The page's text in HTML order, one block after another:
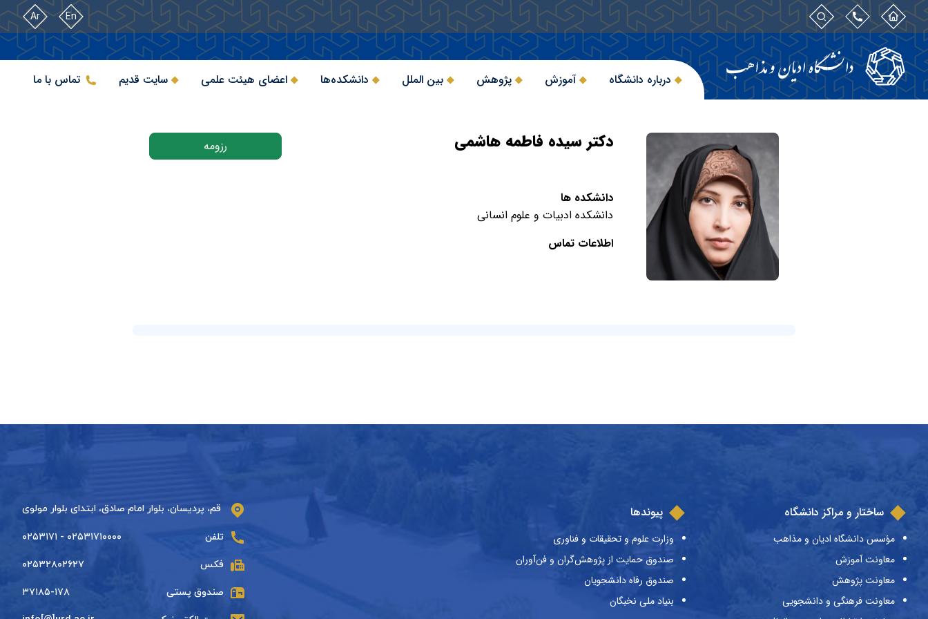
En
Ar
درباره دانشگاه آموزش پژوهش بین الملل دانشکده‌ها اعضای هیئت علمی سایت قدیم تماس با ما
دکتر سیده فاطمه هاشمی
دانشکده ها
دانشکده ادبیات و علوم انسانی
اطلاعات تماس
رزومه
ساختار و مراکز دانشگاه
مؤسس دانشگاه ادیان و مذاهب
معاونت آموزش
معاونت پژوهش
معاونت فرهنگی و دانشجویی
پیوندها
وزارت علوم و تحقیقات و فناوری
صندوق حمایت از پژوهش‌گران و فن‌آوران
صندوق رفاه دانشجویان
بنیاد ملی نخبگان
قم، پردیسان، بلوار امام صادق، ابتدای بلوار مولوی
تلفن ۰۲۵۳۱۷۱۰۰۰۰ - ۰۲۵۳۱۷۱
فکس ۰۲۵۳۲۸۰۲۶۲۷
صندوق پستی ۳۷۱۸۵-۱۷۸